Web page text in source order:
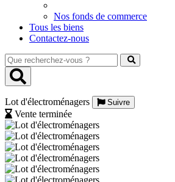
Nos fonds de commerce
Tous les biens
Contactez-nous
Que
recherchez-
vous
Lot d'électroménagers
Suivre
Vente terminée